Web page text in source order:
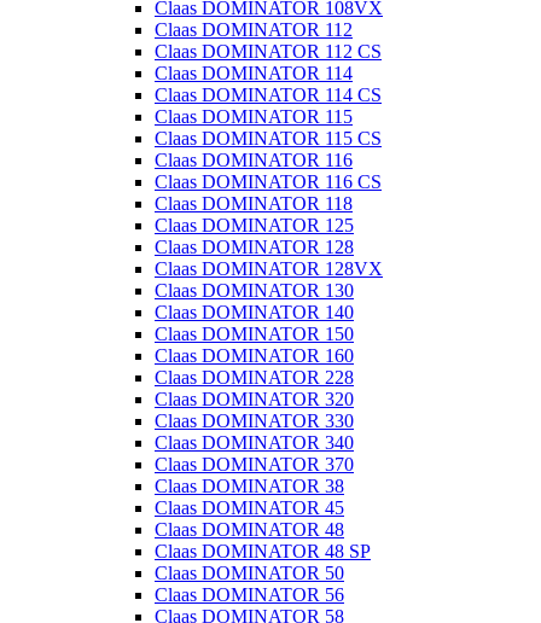
Claas DOMINATOR 108VX
Claas DOMINATOR 112
Claas DOMINATOR 112 CS
Claas DOMINATOR 114
Claas DOMINATOR 114 CS
Claas DOMINATOR 115
Claas DOMINATOR 115 CS
Claas DOMINATOR 116
Claas DOMINATOR 116 CS
Claas DOMINATOR 118
Claas DOMINATOR 125
Claas DOMINATOR 128
Claas DOMINATOR 128VX
Claas DOMINATOR 130
Claas DOMINATOR 140
Claas DOMINATOR 150
Claas DOMINATOR 160
Claas DOMINATOR 228
Claas DOMINATOR 320
Claas DOMINATOR 330
Claas DOMINATOR 340
Claas DOMINATOR 370
Claas DOMINATOR 38
Claas DOMINATOR 45
Claas DOMINATOR 48
Claas DOMINATOR 48 SP
Claas DOMINATOR 50
Claas DOMINATOR 56
Claas DOMINATOR 58